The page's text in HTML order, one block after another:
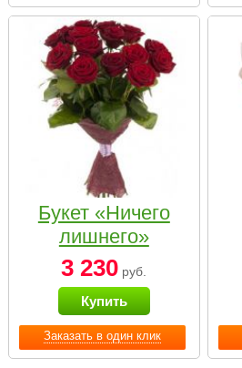
Заказать в один клик
Букет «Ничего
лишнего»
3 230 руб.
Купить